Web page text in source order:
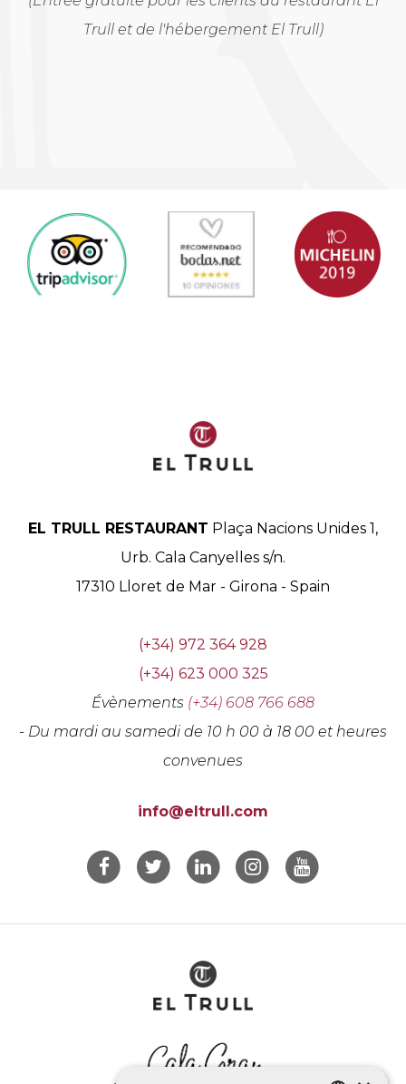
Trull et de l'hébergement El Trull)
EL TRULL RESTAURANT Plaça Nacions Unides 1,
Urb. Cala Canyelles s/n.
17310 Lloret de Mar - Girona - Spain
(+34) 972 364 928
(+34) 623 000 325
Évènements (+34) 608 766 688
- Du mardi au samedi de 10 h 00 à 18 00 et heures
convenues
info@eltrull.com